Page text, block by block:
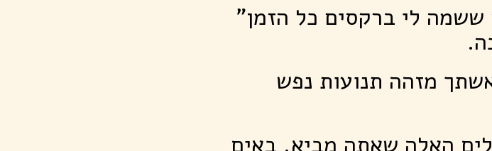
לי ברקסים כל הזמן"
מזהה תנועות נפש
האלה שאתה מביא, באים